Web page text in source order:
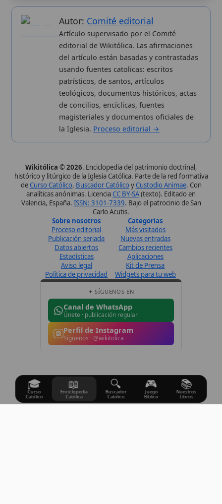
Wikitólica © 2026 . Enciclopedia del patrimonio doctrinal,
histórico y litúrgico de la Iglesia Católica. Parte de la red formativa
Curso Católico,Buscador CatólicoyCustodio Animae. Con
analíticas anónimas. Licencia CC BY-SA
(texto). Editado en
Valencia, España.ISSN: 3101-7339. Bajo el patrocinio de San
Carlo Acutis.
Sobre nosotros
Proceso editorial
Publicación seriada
Datos abiertos
Estadísticas
Aviso legal
Política de privacidad
Categorias
Más visitados
Nuevas entradas
Cambios recientes
Aplicaciones
Kit de Prensa
Widgets para tu web
✦ SÍGUENOS EN
Canal de WhatsApp
Perfil de Instagram
Síguenos · @wikitolica